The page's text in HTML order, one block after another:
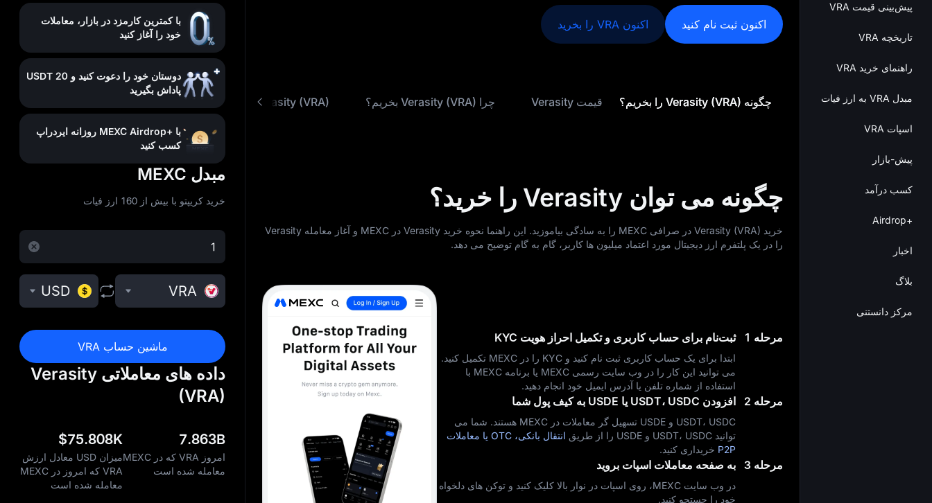
پیش‌بینی قیمت VRA
تاریخچه VRA
راهنمای خرید VRA
مبدل VRA به ارز فیات
اسپات VRA
پیش-بازار
کسب درآمد
+Airdrop
اخبار
بلاگ
مرکز دانستنی
اکنون ثبت نام کنید اکنون VRA را بخرید
چگونه Verasity (VRA) را بخریم؟ قیمت Verasity چرا Verasity (VRA) بخریم؟ Verasity (VRA) چیست؟
چگونه می توان Verasity را خرید؟
خرید Verasity (VRA) در صرافی MEXC را به‌ سادگی بیاموزید. این راهنما نحوه خرید Verasity در MEXC و آغاز معامله Verasity
را در یک پلتفرم ارز دیجیتال مورد اعتماد میلیون‌ ها کاربر، گام‌ به‌ گام توضیح می‌ دهد.
مرحله 1 ثبت‌نام برای حساب کاربری و تکمیل احراز هویت KYC
ابتدا برای یک حساب کاربری ثبت نام کنید و KYC را در MEXC تکمیل کنید.
می توانید این کار را در وب سایت رسمی MEXC یا برنامه MEXC با
استفاده از شماره تلفن یا آدرس ایمیل خود انجام دهید.
مرحله 2 افزودن USDT، USDC یا USDE به کیف پول شما
USDT، USDC و USDE تسهیل‌ گر معاملات در MEXC هستند. شما می‌
توانید USDT، USDC و USDE را از طریق
انتقال بانکی، OTC یا معاملات
P2P خریداری کنید.
مرحله 3 به صفحه معاملات اسپات بروید
در وب سایت MEXC، روی اسپات در نوار بالا کلیک کنید و توکن های دلخواه
خود را جستجو کنید.
با کمترین کارمزد در بازار، معاملات
خود را آغاز کنید
دوستان خود را دعوت کنید و 20 USDT
پاداش بگیرید
با +MEXC Airdrop روزانه ایردراپ
کسب کنید
مبدل MEXC
خرید کریپتو با بیش از 160 ارز فیات
VRA
USD
ماشین حساب VRA
داده‌ های معاملاتی Verasity
(VRA)
7.863B
امروز VRA که در MEXC
معامله شده است
$75.808K
میزان USD معادل ارزش
VRA که امروز در MEXC
معامله شده است